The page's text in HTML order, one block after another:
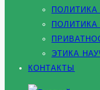
ЭТИКА
КОНТАКТЫ